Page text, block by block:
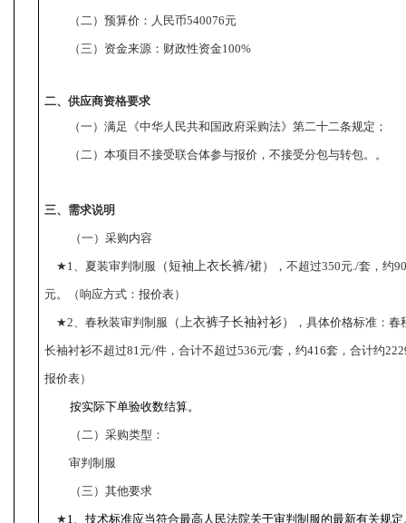
（二） 预算价：人民币540076元
（三） 资金来源：财政性资金100%
二、供应商资格要求
（一） 满足《中华人民共和国政府采购法》第二十二条规定；
（二）本项目不接受联合体参与报价，不接受分包与转包。。
三、需求说明
（一） 采购内容
★1 、夏装审判制服 （短袖上衣长裤/裙） ，不超过350元 ./套，约
元。（响应方式：报价表）
★2 、春秋装审判制服 （上衣裤子长袖衬衫） ，具体价格标准：春
长袖衬衫不超过81 元/件，合计不超过536元/套，约416套，合计约
报价表）
按实际下单验收数结算。
（二） 采购类型：
审判制服
（三）其他要求
★1 、技术标准应当符合最高人民法院关于审判制服的最新有关规定